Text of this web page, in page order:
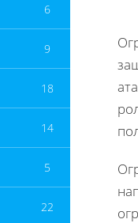
6
9
18
14
5
22